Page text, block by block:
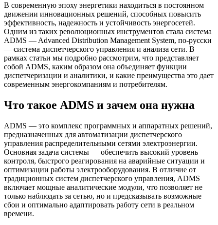
В современную эпоху энергетики находиться в постоянном
движении инновационных решений, способных повысить
эффективность, надежность и устойчивость энергосетей.
Одним из таких революционных инструментов стала система
ADMS — Advanced Distribution Management System, по-русски
— система диспетчерского управления и анализа сети. В
рамках статьи мы подробно рассмотрим, что представляет
собой ADMS, каким образом она объединяет функции
диспетчеризации и аналитики, и какие преимущества это дает
современным энергокомпаниям и потребителям.
Что такое ADMS и зачем она нужна
ADMS — это комплекс программных и аппаратных решений,
предназначенных для автоматизации диспетчерского
управления распределительными сетями электроэнергии.
Основная задача системы — обеспечить высокий уровень
контроля, быстрого реагирования на аварийные ситуации и
оптимизации работы электрооборудования. В отличие от
традиционных систем диспетчерского управления, ADMS
включает мощные аналитические модули, что позволяет не
только наблюдать за сетью, но и предсказывать возможные
сбои и оптимально адаптировать работу сети в реальном
времени.